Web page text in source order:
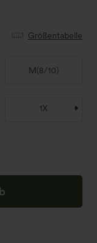
Größentabelle
M(8/10)
1X